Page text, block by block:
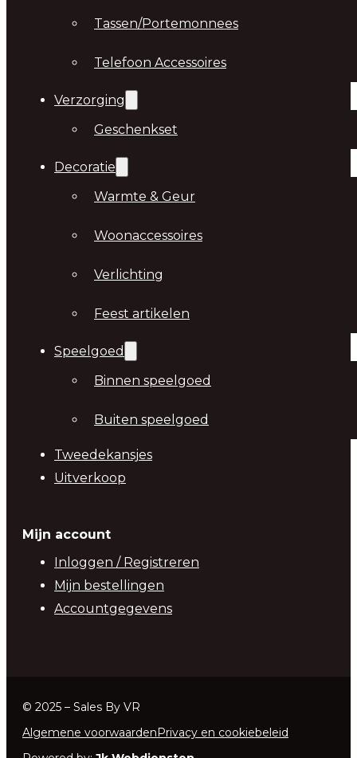
Tassen/Portemonnees
Telefoon Accessoires
Verzorging
Geschenkset
Decoratie
Warmte & Geur
Woonaccessoires
Verlichting
Feest artikelen
Speelgoed
Binnen speelgoed
Buiten speelgoed
Tweedekansjes
Uitverkoop
Mijn account
Inloggen / Registreren
Mijn bestellingen
Accountgegevens
© 2025 – Sales By VR
Algemene voorwaarden Privacy en cookiebeleid